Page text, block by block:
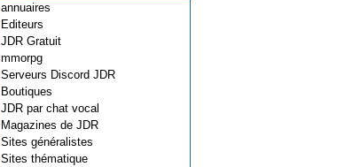
annuaires
Editeurs
JDR Gratuit
mmorpg
Serveurs Discord JDR
Boutiques
JDR par chat vocal
Magazines de JDR
Sites généralistes
Sites thématique